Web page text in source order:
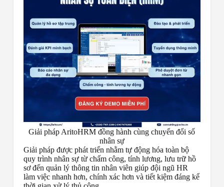
Giải pháp AritoHRM đồng hành cùng chuyển đổi số
nhân sự
Giải pháp được phát triển nhằm tự động hóa toàn bộ
quy trình nhân sự từ chấm công, tính lương, lưu trữ hồ
sơ đến quản lý thông tin nhân viên giúp đội ngũ HR
làm việc nhanh hơn, chính xác hơn và tiết kiệm đáng kể